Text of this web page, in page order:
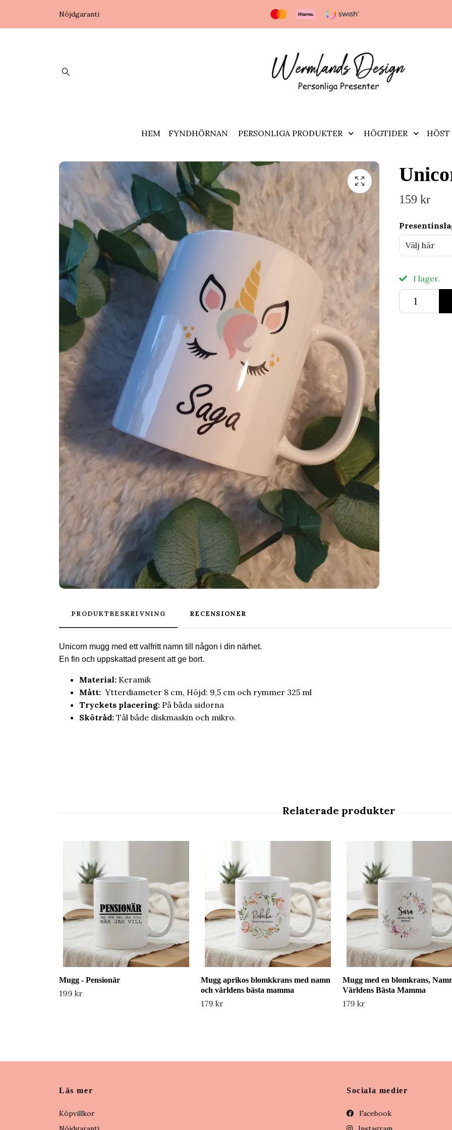
Nöjdgaranti
HEM FYNDHÖRNAN PERSONLIGA PRODUKTER HÖGTIDER HÖST
159 kr
Välj här
I lager.
PRODUKTBESKRIVNING RECENSIONER
Unicorn mugg med ett valfritt namn till någon i din närhet.
En fin och uppskattad present att ge bort.
Material: Keramik
Mått: Ytterdiameter 8 cm, Höjd: 9,5 cm och rymmer 325 ml
Tryckets placering: På båda sidorna
Skötråd: Tål både diskmaskin och mikro.
Mugg - Pensionär
199 kr
Mugg aprikos blomkkrans med namn
och världens bästa mamma
179 kr
Mugg med en blomkrans,
Världens Bästa Mamma
179 kr
Läs mer
Köpvillkor
Sociala medier
Facebook